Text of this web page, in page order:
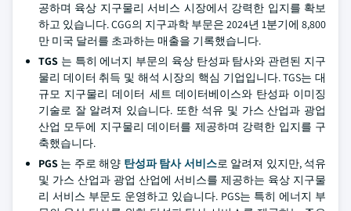
공하며 육상 지구물리 서비스 시장에서 강력한 입지를 확보
하고 있습니다. CGG의 지구과학 부문은 2024년 1분기에 8,800
만 미국 달러를 초과하는 매출을 기록했습니다.
TGS 는 특히 에너지 부문의 육상 탄성파 탐사와 관련된 지구
물리 데이터 취득 및 해석 시장의 핵심 기업입니다. TGS는 대
규모 지구물리 데이터 세트 데이터베이스와 탄성파 이미징
기술로 잘 알려져 있습니다. 또한 석유 및 가스 산업과 광업
산업 모두에 지구물리 데이터를 제공하며 강력한 입지를 구
축했습니다.
PGS 는 주로 해양 탄성파 탐사 서비스로 알려져 있지만, 석유
및 가스 산업과 광업 산업에 서비스를 제공하는 육상 지구물
리 서비스 부문도 운영하고 있습니다. PGS는 특히 에너지 부